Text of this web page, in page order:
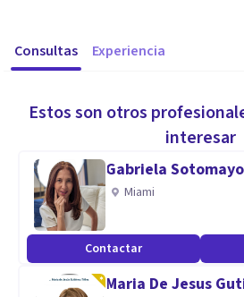
Consultas Experiencia
Estos son otros
interesar
Gabriela
Miami
Contactar
Maria De Jesus